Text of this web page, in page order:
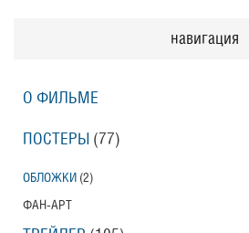
навигация
О ФИЛЬМЕ
ПОСТЕРЫ (77)
ОБЛОЖКИ (2)
ФАН-АРТ